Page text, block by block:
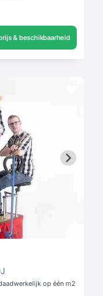
& beschikbaarheid
op één m2